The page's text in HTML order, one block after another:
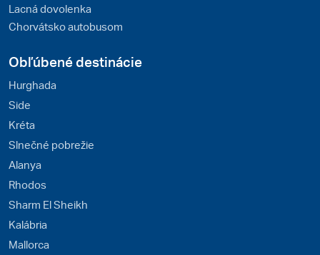
Lacná dovolenka
Chorvátsko autobusom
Obľúbené destinácie
Hurghada
Side
Kréta
Slnečné pobrežie
Alanya
Rhodos
Sharm El Sheikh
Kalábria
Mallorca